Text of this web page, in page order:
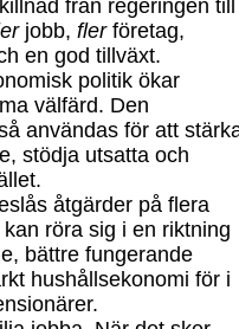
från regeringen till
jobb, fler företag,
en god tillväxt.
politik ökar
välfärd. Den
användas för att
stödja utsatta och
åtgärder på flera
röra sig i en riktning
bättre fungerande
hushållsekonomi för i